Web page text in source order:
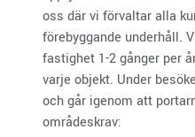
oss där vi förvaltar alla
förebyggande underhåll.
fastighet 1-2 gånger
varje objekt. Under
och går igenom att
områdeskrav: